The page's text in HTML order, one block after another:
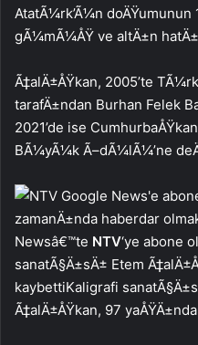
AtatÃ¼rk’Ã¼n doÄŸumunun
gÃ¼mÃ¼ÅŸ ve altÄ±n
Ã‡alÄ±ÅŸkan, 2005’te
tarafÄ±ndan Burhan Felek
2021’de ise
BÃ¼yÃ¼k Ã–dÃ¼lÃ¼’ne
zamanÄ±nda haberdar
Newsâ€™te NTV‘ye abone
sanatÃ§Ä±sÄ± Etem
kaybettiKaligrafi
Ã‡alÄ±ÅŸkan, 97